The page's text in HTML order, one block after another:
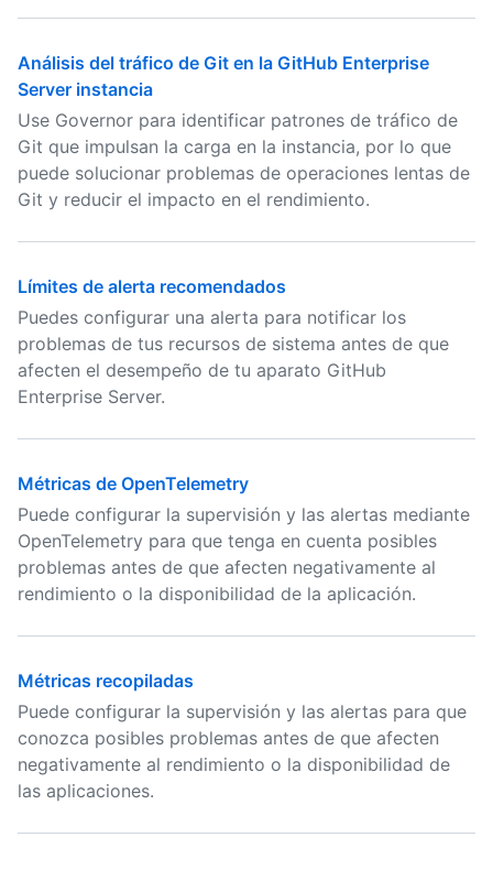
Análisis del tráfico de Git en la GitHub Enterprise
Server instancia
Use Governor para identificar patrones de tráfico de
Git que impulsan la carga en la instancia, por lo que
puede solucionar problemas de operaciones lentas de
Git y reducir el impacto en el rendimiento.
Límites de alerta recomendados
Puedes configurar una alerta para notificar los
problemas de tus recursos de sistema antes de que
afecten el desempeño de tu aparato GitHub
Enterprise Server.
Métricas de OpenTelemetry
Puede configurar la supervisión y las alertas mediante
OpenTelemetry para que tenga en cuenta posibles
problemas antes de que afecten negativamente al
rendimiento o la disponibilidad de la aplicación.
Métricas recopiladas
Puede configurar la supervisión y las alertas para que
conozca posibles problemas antes de que afecten
negativamente al rendimiento o la disponibilidad de
las aplicaciones.